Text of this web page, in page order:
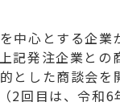
中心とする企業
記発注企業と
とした商談会
2回目は、令和6